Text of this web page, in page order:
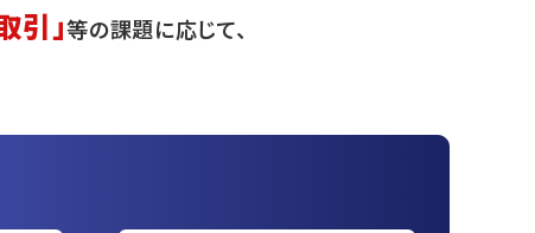
引」等の課題に応じて、